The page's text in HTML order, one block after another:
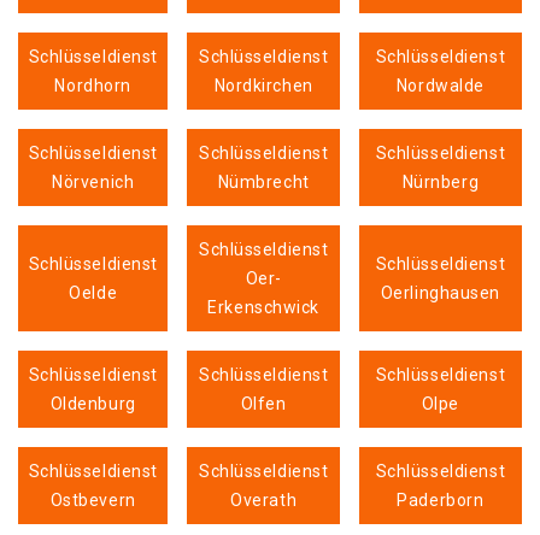
Schlüsseldienst
Nordhorn
Schlüsseldienst
Nordkirchen
Schlüsseldienst
Nordwalde
Schlüsseldienst
Nörvenich
Schlüsseldienst
Nümbrecht
Schlüsseldienst
Nürnberg
Schlüsseldienst
Oelde
Schlüsseldienst
Oer-
Erkenschwick
Schlüsseldienst
Oerlinghausen
Schlüsseldienst
Oldenburg
Schlüsseldienst
Olfen
Schlüsseldienst
Olpe
Schlüsseldienst
Ostbevern
Schlüsseldienst
Overath
Schlüsseldienst
Paderborn